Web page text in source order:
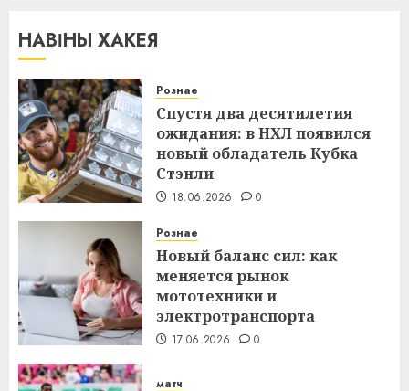
НАВІНЫ ХАКЕЯ
Рознае
Спустя два десятилетия
ожидания: в НХЛ появился
новый обладатель Кубка
Стэнли
18.06.2026 0
Рознае
Новый баланс сил: как
меняется рынок
мототехники и
электротранспорта
17.06.2026 0
матч